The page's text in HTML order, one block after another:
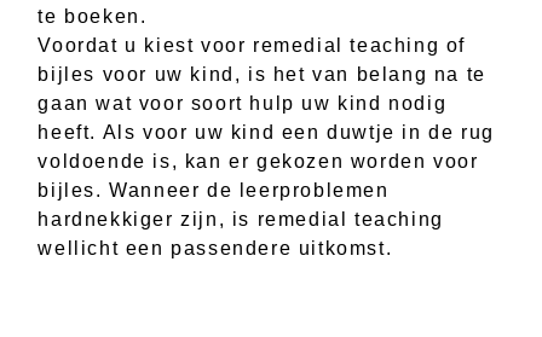
te boeken.
Voordat u kiest voor remedial teaching of
bijles voor uw kind, is het van belang na te
gaan wat voor soort hulp uw kind nodig
heeft. Als voor uw kind een duwtje in de rug
voldoende is, kan er gekozen worden voor
bijles. Wanneer de leerproblemen
hardnekkiger zijn, is remedial teaching
wellicht een passendere uitkomst.